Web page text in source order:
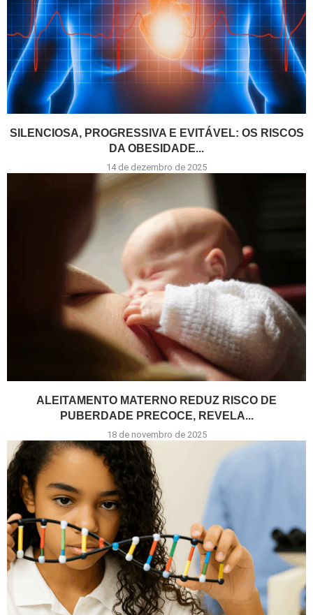
SILENCIOSA, PROGRESSIVA E EVITÁVEL: OS RISCOS
DA OBESIDADE...
14 de dezembro de 2025
ALEITAMENTO MATERNO REDUZ RISCO DE
PUBERDADE PRECOCE, REVELA...
18 de novembro de 2025